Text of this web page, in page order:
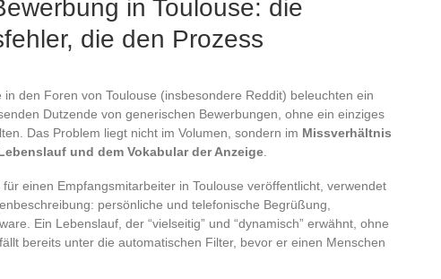
in Toulouse: die
die den Prozess
den Foren von Toulouse (insbesondere Reddit) beleuchten ein
Dutzende von generischen Bewerbungen, ohne ein einziges
Das Problem liegt nicht im Volumen, sondern im Missverhältnis
und dem Vokabular der Anzeige.
einen Empfangsmitarbeiter in Toulouse veröffentlicht, verwendet
persönliche und telefonische Begrüßung,
Ein Lebenslauf, der “vielseitig” und “dynamisch” erwähnt, ohne
bereits unter die automatischen Filter, bevor er einen Menschen